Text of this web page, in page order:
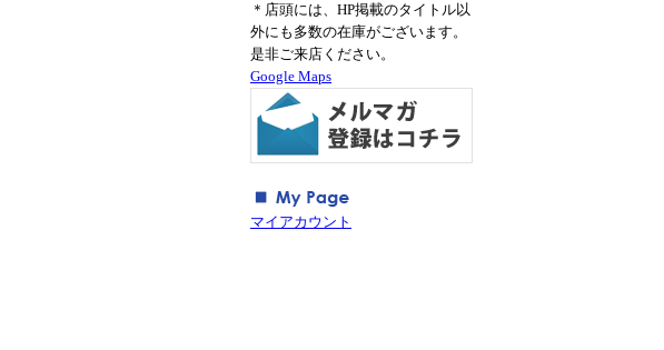
＊店頭には、HP掲載のタイトル以
外にも多数の在庫がございます。
是非ご来店ください。
Google Maps
マイアカウント